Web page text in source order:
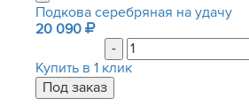
Подкова серебряная на удачу
20 090
-
Купить в 1 клик